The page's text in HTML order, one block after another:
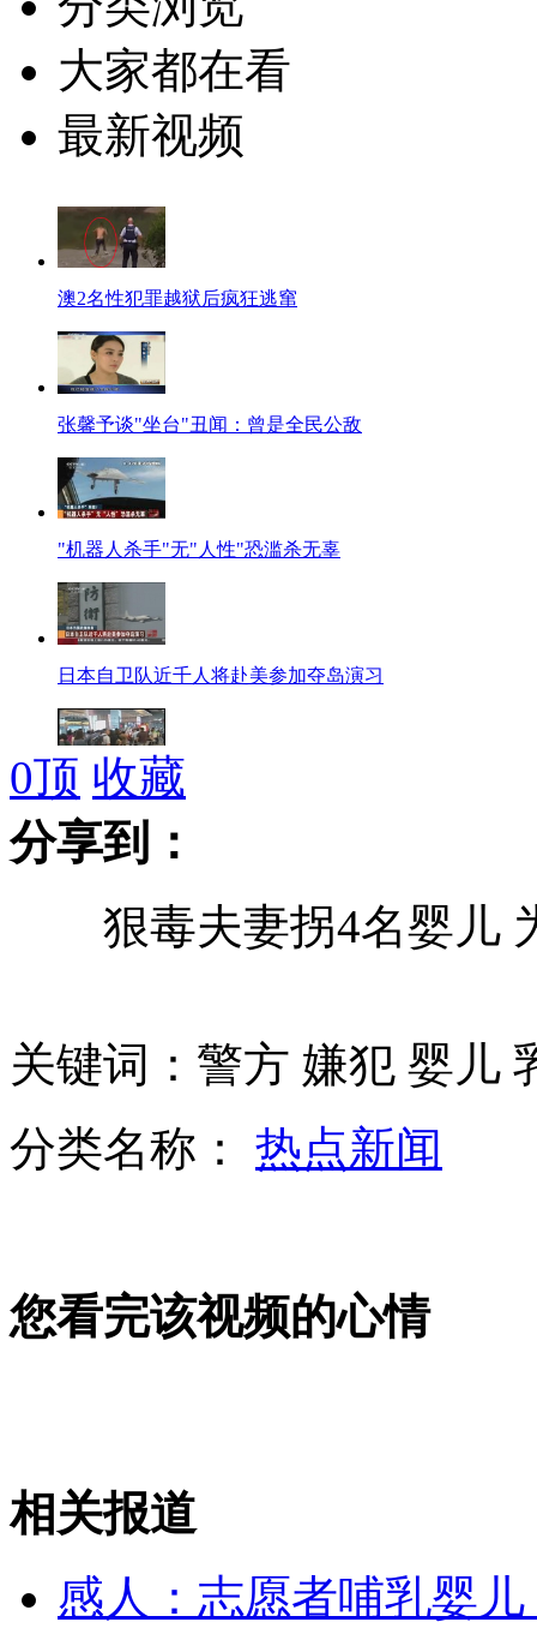
大家都在看
最新视频
澳2名性犯罪越狱后疯狂逃窜
张馨予谈"坐台"丑闻：曾是全民公敌
"机器人杀手"无"人性"恐滥杀无辜
日本自卫队近千人将赴美参加夺岛演习
台湾高铁因信号故障大规模停驶
应对首例H7N9 台湾暂未提高大陆旅游警戒
芦山地震震中烈度有望近日公布
台中老师自创聪明切瓜法 瓜汁一点不外漏
韩提议开韩朝实务会谈 遭拒将采取"重大措施"
山西运城恶犬咬伤多人 警民合力深夜将其击毙
0顶 收藏
分享到：
狠毒夫妻拐4名婴儿
关键词：警方 嫌犯 婴儿
分类名称： 热点新闻
您看完该视频的心情
相关报道
感人：志愿者哺乳婴